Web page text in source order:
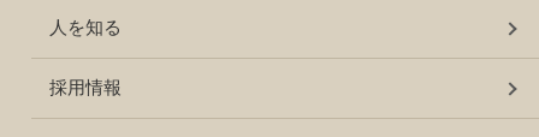
人を知る
採用情報